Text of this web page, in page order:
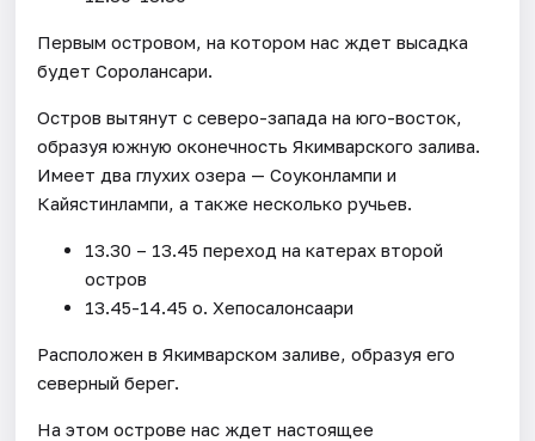
Первым островом, на котором нас ждет высадка
будет Соролансари.
Остров вытянут с северо-запада на юго-восток,
образуя южную оконечность Якимварского залива.
Имеет два глухих озера — Соуконлампи и
Кайястинлампи, а также несколько ручьев.
13.30 – 13.45 переход на катерах второй
остров
13.45-14.45 о. Хепосалонсаари
Расположен в Якимварском заливе, образуя его
северный берег.
На этом острове нас ждет настоящее